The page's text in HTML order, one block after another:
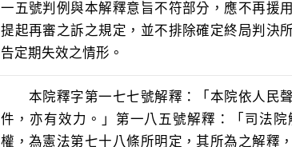
一五號判例與本解釋意旨不符部分，應不再援
提起再審之訴之規定，並不排除確定終局判決
告定期失效之情形。
本院釋字第一七七號解釋：「本院依人民
件，亦有效力。」第一八五號解釋：「司法
權，為憲法第七十八條所明定，其所為之解釋